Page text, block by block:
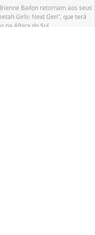
Bailon retornam aos seus
Girls: Next Gen", que terá
na África do Sul.